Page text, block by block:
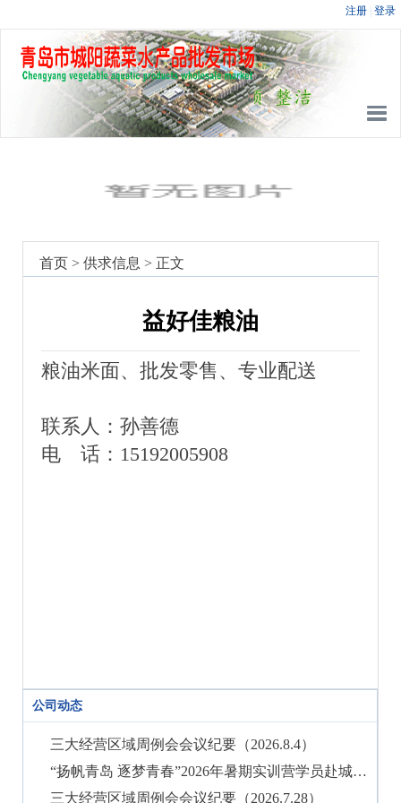
首页 > 供求信息 > 正文
益好佳粮油
粮油米面、批发零售、专业配送
联系人：孙善德
电 话：15192005908
公司动态
三大经营区域周例会会议纪要（2026.8.4）
“扬帆青岛 逐梦青春”2026年暑期实训营学员赴城阳村社区实训调研
三大经营区域周例会会议纪要（2026.7.28）